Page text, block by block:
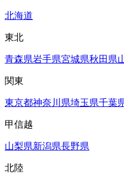
北海道
東北
青森県岩手県宮城県秋田県
関東
東京都神奈川県埼玉県千葉
甲信越
山梨県新潟県長野県
北陸